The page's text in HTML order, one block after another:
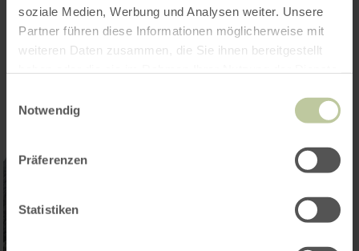
soziale Medien, Werbung und Analysen weiter. Unsere
Partner führen diese Informationen möglicherweise mit
weiteren Daten zusammen, die Sie ihnen bereitgestellt
Notwendig
Präferenzen
Statistiken